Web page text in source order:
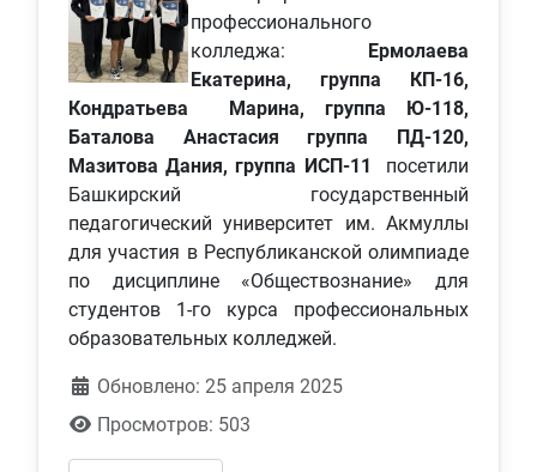
профессионального
колледжа:
Ермолаева
Екатерина, группа КП-16,
Кондратьева Марина, группа Ю-118,
Баталова Анастасия группа ПД-120,
Мазитова Дания, группа ИСП-11
посетили
Башкирский государственный
педагогический университет им. Акмуллы
для участия в Республиканской олимпиаде
по дисциплине «Обществознание» для
студентов 1-го курса профессиональных
образовательных колледжей.
Обновлено: 25 апреля 2025
Просмотров: 503